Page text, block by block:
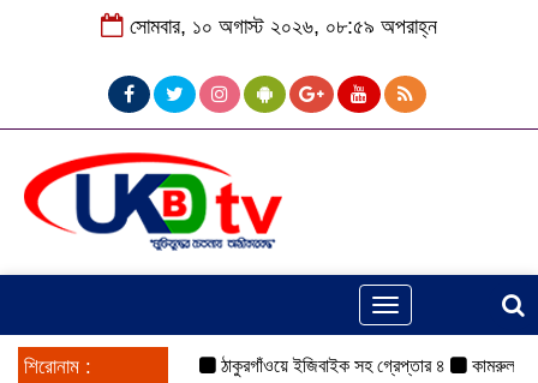
সোমবার, ১০ অগাস্ট ২০২৬, ০৮:৫৯ অপরাহ্ন
Toggle
navigation
শিরোনাম : ঠাকুরগাঁওয়ে ইজিবাইক সহ গ্রেপ্তার ৪ কামরুল-জসিম